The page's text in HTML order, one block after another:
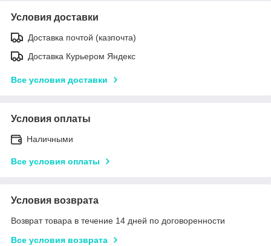
Условия доставки
Доставка почтой (казпочта)
Доставка Курьером Яндекс
Все условия доставки
Условия оплаты
Наличными
Все условия оплаты
Условия возврата
Возврат товара в течение 14 дней по договоренности
Все условия возврата